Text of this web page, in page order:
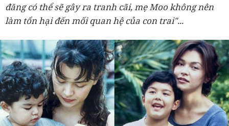
đăng có thể sẽ gây ra tranh cãi, mẹ Moo không nên
làm tổn hại đến mối quan hệ của con trai"...